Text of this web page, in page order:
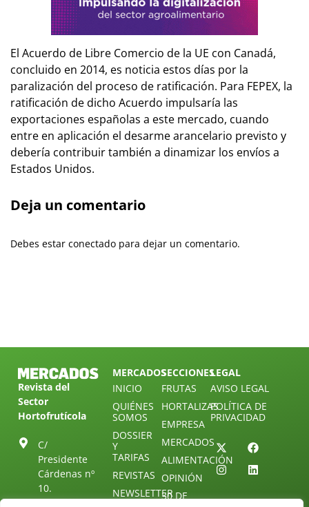
El Acuerdo de Libre Comercio de la UE con Canadá,
concluido en 2014, es noticia estos días por la
paralización del proceso de ratificación. Para FEPEX, la
ratificación de dicho Acuerdo impulsaría las
exportaciones españolas a este mercado, cuando
entre en aplicación el desarme arancelario previsto y
debería contribuir también a dinamizar los envíos a
Estados Unidos.
Deja un comentario
Debes estar conectado para dejar un comentario.
Revista del
Sector
Hortofrutícola
C/
Presidente
Cárdenas nº
10.
41013
MERCADOS
INICIO
QUIÉNES
SOMOS
DOSSIER
Y
TARIFAS
REVISTAS
NEWSLETTER
SECCIONES
FRUTAS
HORTALIZAS
EMPRESA
MERCADOS
ALIMENTACIÓN
OPINIÓN
30 DE
LEGAL
AVISO LEGAL
POLÍTICA DE
PRIVACIDAD